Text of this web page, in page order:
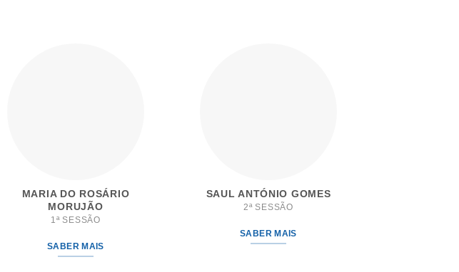
MARIA DO ROSÁRIO
MORUJÃO
1ª SESSÃO
SABER MAIS
SAUL ANTÓNIO GOMES
2ª SESSÃO
SABER MAIS